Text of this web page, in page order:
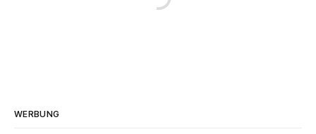
WERBUNG